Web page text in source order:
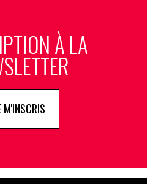
À LA
M'INSCRIS